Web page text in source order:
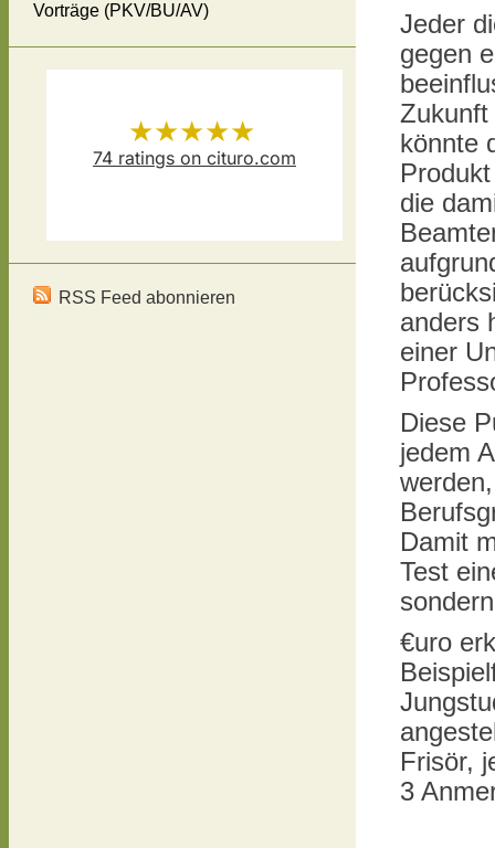
Jeder
gegen
Zukunft
könnte
die
anders
einer
Diese
jedem
Damit
Test
€uro
Frisör,
3
Vorträge (PKV/BU/AV)
Schösserhas
★★★★★
74 ratings on cituro.com
RSS Feed abonnieren